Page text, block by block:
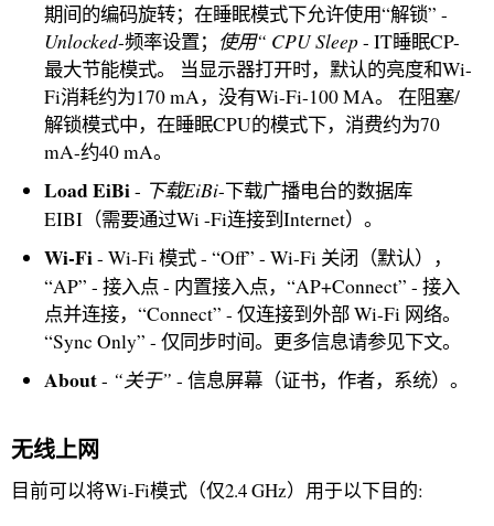
期间的编码旋转；在睡眠模式下允许使用“解锁” -
Unlocked-频率设置； 使用“ CPU Sleep- IT睡眠CP-
最大节能模式。 当显示器打开时，默认的亮度和Wi-
Fi消耗约为170 mA，没有Wi-Fi-100 MA。 在阻塞/
解锁模式中，在睡眠CPU的模式下，消费约为70
mA-约40 mA。
Load EiBi- 下载EiBi-下载广播电台的数据库
EIBI（需要通过Wi -Fi连接到Internet）。
Wi-Fi- Wi-Fi 模式 - “Off” - Wi-Fi 关闭（默认），
“AP” - 接入点 - 内置接入点，“AP+Connect” - 接入
点并连接，“Connect” - 仅连接到外部 Wi-Fi 网络。
“Sync Only” - 仅同步时间。更多信息请参见下文。
About- “关于” - 信息屏幕（证书，作者，系统）。
无线上网
目前可以将Wi-Fi模式（仅2.4 GHz）用于以下目的: